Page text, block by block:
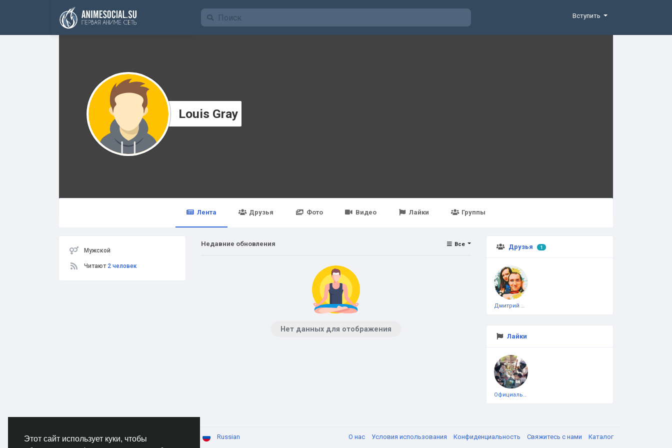
Этот сайт использует куки, чтобы
Funding
Вступить
Louis Gray
Лента Друзья Фото Видео Лайки Группы
Мужской
Читают 2 человек
Друзья 1
Дмитрий Чеботарёв
Лайки
Официальная тестовая страница
Недавние обновления Все
Нет данных для отображения
© 2026 AnimeSocial.SU - Первая аниме сеть! Russian О нас Условия использования Конфиденциальность Свяжитесь с нами Каталог